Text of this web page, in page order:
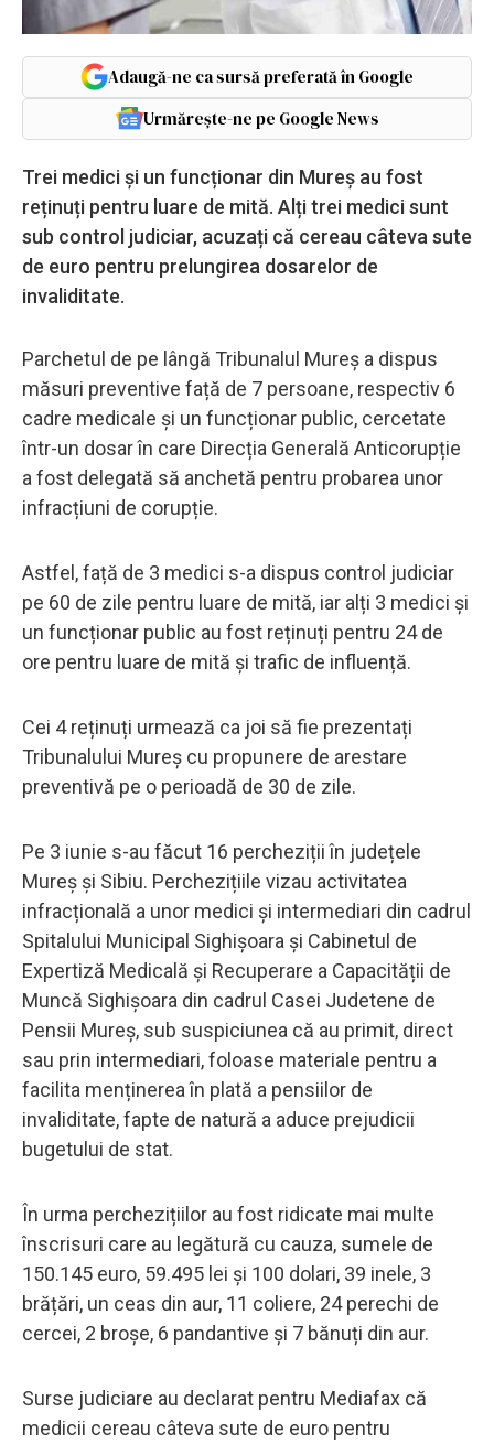
Adaugă-ne ca sursă preferată în Google
Urmărește-ne pe Google News
Trei medici și un funcționar din Mureș au fost
reținuți pentru luare de mită. Alți trei medici sunt
sub control judiciar, acuzați că cereau câteva sute
de euro pentru prelungirea dosarelor de
invaliditate.
Parchetul de pe lângă Tribunalul Mureș a dispus
măsuri preventive față de 7 persoane, respectiv 6
cadre medicale și un funcționar public, cercetate
într-un dosar în care Direcția Generală Anticorupție
a fost delegată să anchetă pentru probarea unor
infracțiuni de corupție.
Astfel, față de 3 medici s-a dispus control judiciar
pe 60 de zile pentru luare de mită, iar alți 3 medici și
un funcționar public au fost reținuți pentru 24 de
ore pentru luare de mită și trafic de influență.
Cei 4 reținuți urmează ca joi să fie prezentați
Tribunalului Mureș cu propunere de arestare
preventivă pe o perioadă de 30 de zile.
Pe 3 iunie s-au făcut 16 percheziții în județele
Mureș și Sibiu. Perchezițiile vizau activitatea
infracțională a unor medici și intermediari din cadrul
Spitalului Municipal Sighișoara și Cabinetul de
Expertiză Medicală și Recuperare a Capacității de
Muncă Sighișoara din cadrul Casei Judetene de
Pensii Mureș, sub suspiciunea că au primit, direct
sau prin intermediari, foloase materiale pentru a
facilita menținerea în plată a pensiilor de
invaliditate, fapte de natură a aduce prejudicii
bugetului de stat.
În urma perchezițiilor au fost ridicate mai multe
înscrisuri care au legătură cu cauza, sumele de
150.145 euro, 59.495 lei și 100 dolari, 39 inele, 3
brățări, un ceas din aur, 11 coliere, 24 perechi de
cercei, 2 broșe, 6 pandantive și 7 bănuți din aur.
Surse judiciare au declarat pentru Mediafax că
medicii cereau câteva sute de euro pentru